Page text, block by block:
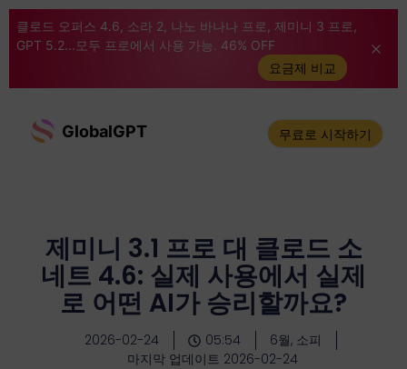
클로드 오퍼스 4.6, 소라 2, 나노 바나나 프로, 제미니 3 프로,
GPT 5.2...모두 프로에서 사용 가능. 46% OFF
요금제 비교
GlobalGPT 무료로 시작하기
제미니 3.1 프로 대 클로드 소
네트 4.6: 실제 사용에서 실제
로 어떤 AI가 승리할까요?
2026-02-24 05:54
6월, 소피
마지막 업데이트 2026-02-24